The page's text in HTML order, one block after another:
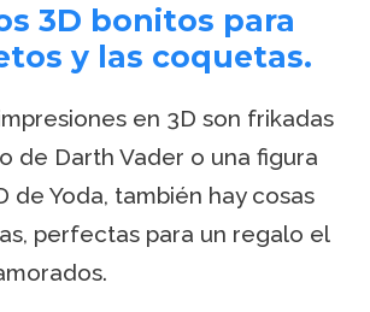
3D bonitos para
y las coquetas.
en 3D son frikadas
de Darth Vader o una figura
de Yoda, también hay cosas
perfectas para un regalo el